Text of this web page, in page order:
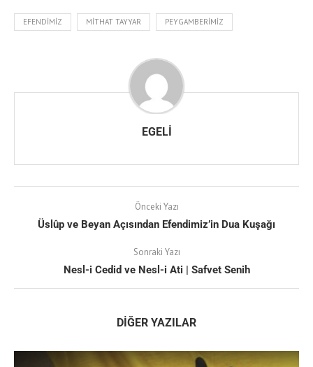
EFENDIMIZ MITHAT TAYYAR PEYGAMBERIMIZ
EGELI
Önceki Yazı
Üslûp ve Beyan Açısından Efendimiz’in Dua Kuşağı
Sonraki Yazı
Nesl-i Cedid ve Nesl-i Ati | Safvet Senih
DIĞER YAZILAR